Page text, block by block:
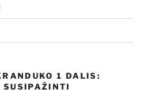
1 DALIS:
SUSIPAŽINTI